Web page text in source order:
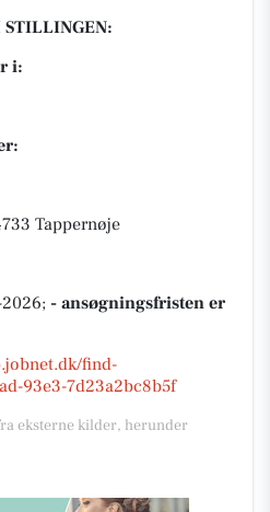
STILLINGEN:
i:
Tappernøje
- ansøgningsfristen er
find-
93e3-7d23a2bc8b5f
eksterne kilder, herunder